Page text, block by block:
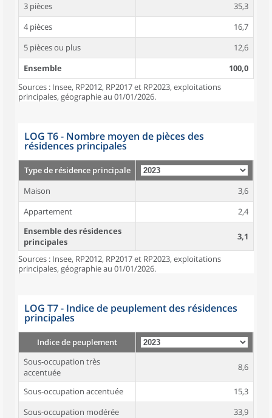
3 pièces
35,3
4 pièces
16,7
5 pièces ou plus
12,6
Ensemble
100,0
Sources : Insee, RP2012, RP2017 et RP2023, exploitations
principales, géographie au 01/01/2026.
LOG T6 - Nombre moyen de pièces des
résidences principales
Type de résidence principale
Maison
3,6
Appartement
2,4
Ensemble des résidences
principales
3,1
Sources : Insee, RP2012, RP2017 et RP2023, exploitations
principales, géographie au 01/01/2026.
LOG T7 - Indice de peuplement des résidences
principales
Indice de peuplement
Sous-occupation très
accentuée
8,6
Sous-occupation accentuée
15,3
Sous-occupation modérée
33,9